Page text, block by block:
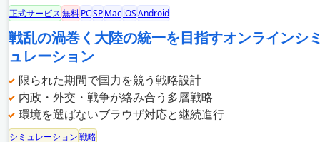
正式サービス無料PCSPMaciOSAndroid
戦乱の渦巻く大陸の統一を目指すオンラインシ
ュレーション
限られた期間で国力を競う戦略設計
内政・外交・戦争が絡み合う多層戦略
環境を選ばないブラウザ対応と継続進行
シミュレーション戦略